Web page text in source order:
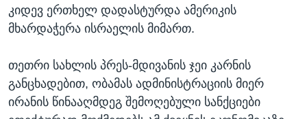
კიდევ ერთხელ დადასტურდა ამერიკის
მხარდაჭერა ისრაელის მიმართ.
თეთრი სახლის პრეს-მდივანის ჯეი კარნის
განცხადებით, ობამას ადმინისტრაციის მიერ
ირანის წინააღმდეგ შემოღებული სანქციები